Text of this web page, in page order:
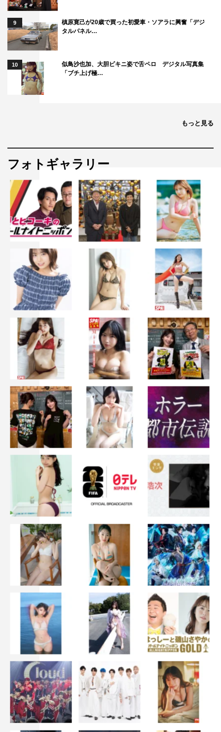
9
槙原寛己が20歳で買った初愛車・ソアラに興奮「デジ
タルパネル…
10
似鳥沙也加、大胆ビキニ姿で舌ペロ デジタル写真集
「ブチ上げ極…
もっと見る
フォトギャラリー